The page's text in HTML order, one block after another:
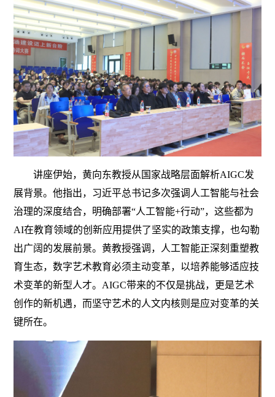
讲座伊始，黄向东教授从国家战略层面解析AIGC发
展背景。他指出，习近平总书记多次强调人工智能与社会
治理的深度结合，明确部署“人工智能+行动”，这些都为
AI在教育领域的创新应用提供了坚实的政策支撑，也勾勒
出广阔的发展前景。黄教授强调，人工智能正深刻重塑教
育生态，数字艺术教育必须主动变革，以培养能够适应技
术变革的新型人才。AIGC带来的不仅是挑战，更是艺术
创作的新机遇，而坚守艺术的人文内核则是应对变革的关
键所在。